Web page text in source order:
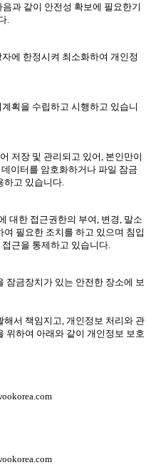
과 같이 안전성 확보에 필요한기
.
에 한정시켜 최소화하여 개인정
획을 수립하고 시행하고 있습니
저장 및 관리되고 있어, 본인만이
이터를 암호화하거나 파일 잠금
하고 있습니다.
대한 접근권한의 부여, 변경, 말소
필요한 조치를 하고 있으며 침입
근을 통제하고 있습니다.
잠금장치가 있는 안전한 장소에 보
서 책임지고, 개인정보 처리와 관
위하여 아래와 같이 개인정보 보호